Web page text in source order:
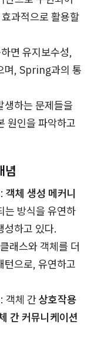
과적으로 활용할
면 유지보수성,
며, Spring과의 통
하는 문제들을
원인을 파악하고
념
: 객체 생성 메커니
는 방식을 유연하
성하고 있다.
래스와 객체를 더
턴으로, 유연하고
: 객체 간상호작용
간 커뮤니케이션